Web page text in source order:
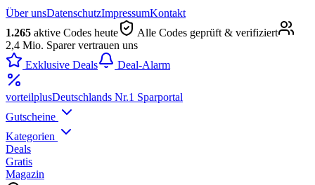
Über unsDatenschutzImpressumKontakt
1.265 aktive Codes heute
Alle Codes geprüft & verifiziert
2,4 Mio. Sparer vertrauen uns
Exklusive Deals
Deal-Alarm
vorteilplusDeutschlands Nr.1 Sparportal
Gutscheine
Kategorien
Deals
Gratis
Magazin